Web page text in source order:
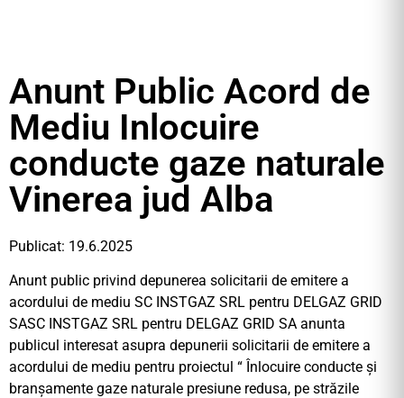
Anunt Public Acord de
Mediu Inlocuire
conducte gaze naturale
Vinerea jud Alba
Publicat: 19.6.2025
Anunt public privind depunerea solicitarii de emitere a
acordului de mediu SC INSTGAZ SRL pentru DELGAZ GRID
SASC INSTGAZ SRL pentru DELGAZ GRID SA anunta
publicul interesat asupra depunerii solicitarii de emitere a
acordului de mediu pentru proiectul “ Înlocuire conducte și
branșamente gaze naturale presiune redusa, pe străzile